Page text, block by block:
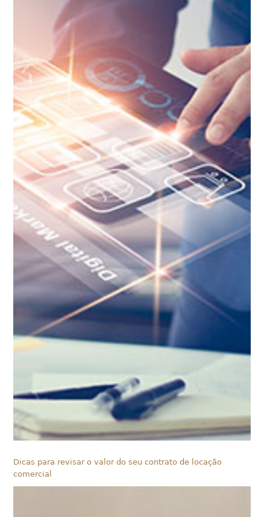
Dicas para revisar o valor do seu contrato de locação
comercial